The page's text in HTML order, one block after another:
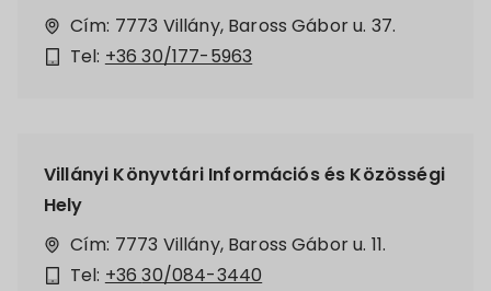
Cím: 7773 Villány, Baross Gábor u. 37.
Tel: +36 30/177-5963
Villányi Könyvtári Információs és Közösségi
Hely
Cím: 7773 Villány, Baross Gábor u. 11.
Tel: +3630/084-3440